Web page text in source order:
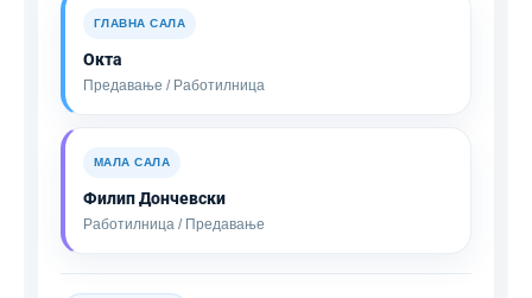
ГЛАВНА САЛА
Окта
Предавање / Работилница
МАЛА САЛА
Филип Дончевски
Работилница / Предавање